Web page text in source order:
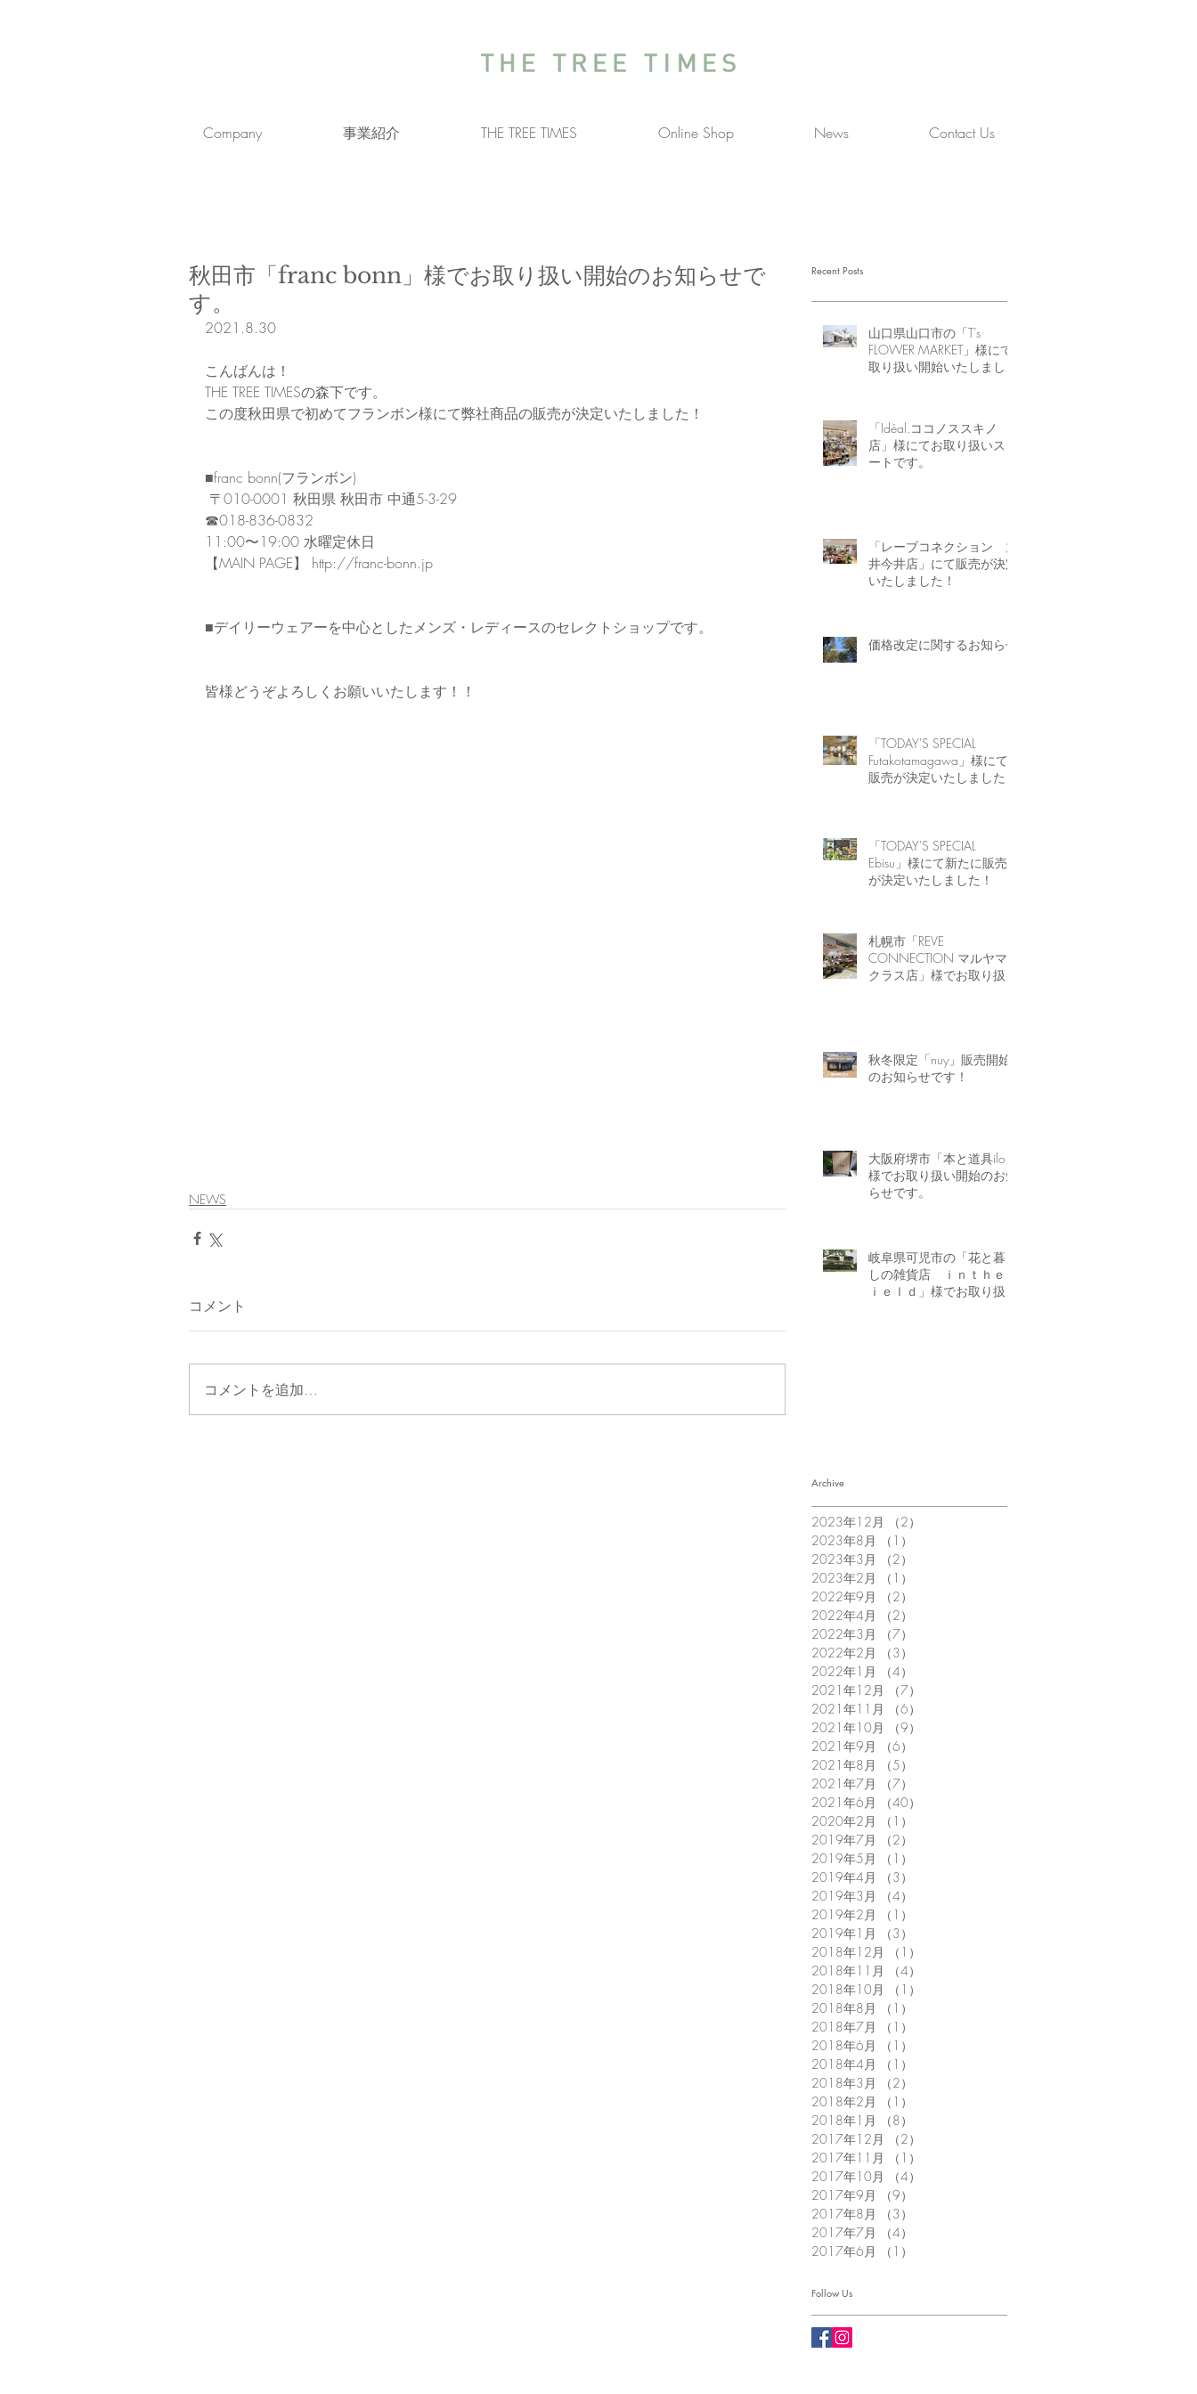
Company 事業紹介 THE TREE TIMES Online Shop News Contact Us
秋田市「franc bonn」様でお取り扱い開始のお知らせで
す。
2021.8.30
こんばんは！
THE TREE TIMESの森下です。
この度秋田県で初めてフランボン様にて弊社商品の販売が決定いたしました！
■franc bonn(フランボン)
〒010-0001 秋田県 秋田市 中通5-3-29
☎︎018-836-0832
11:00〜19:00 水曜定休日
【MAIN PAGE】 http://franc-bonn.jp
■デイリーウェアーを中心としたメンズ・レディースのセレクトショップです。
皆様どうぞよろしくお願いいたします！！
NEWS
コメント
コメントを追加…
Recent Posts
山口県山口市の「T’s
FLOWER MARKET」様にて
取り扱い開始いたしまし
「Idéal.ココノススキノ
店」様にてお取り扱いスタ
ートです。
「レーブコネクション 丸
井今井店」にて販売が決定
いたしました！
価格改定に関するお知らせ
「TODAY'S SPECIAL
Futakotamagawa」様にて
販売が決定いたしました！
「TODAY'S SPECIAL
Ebisu」様にて新たに販売
が決定いたしました！
札幌市「REVE
CONNECTION マルヤマ
クラス店」様でお取り扱い
秋冬限定「nuy」販売開始
のお知らせです！
大阪府堺市「本と道具ilo」
様でお取り扱い開始のお知
らせです。
岐阜県可児市の「花と暮ら
しの雑貨店 ｉｎｔｈｅｆ
ｉｅｌｄ」様でお取り扱い
Archive
2023年12月 （2）
2023年8月
（1）
2023年3月
（2）
2023年2月
（1）
2022年9月
（2）
2022年4月
（2）
2022年3月
（7）
2022年2月
（3）
2022年1月
（4）
2021年12月
（7）
2021年11月
（6）
2021年10月
（9）
2021年9月
（6）
2021年8月
（5）
2021年7月
（7）
2021年6月
（40）
2020年2月
（1）
2019年7月
（2）
2019年5月
（1）
2019年4月
（3）
2019年3月
（4）
2019年2月
（1）
2019年1月
（3）
2018年12月
（1）
2018年11月
（4）
2018年10月
（1）
2018年8月
（1）
2018年7月
（1）
2018年6月
（1）
2018年4月
（1）
2018年3月
（2）
2018年2月
（1）
2018年1月
（8）
2017年12月
（2）
2017年11月
（1）
2017年10月
（4）
2017年9月
（9）
2017年8月
（3）
2017年7月
（4）
2017年6月
（1）
Follow Us